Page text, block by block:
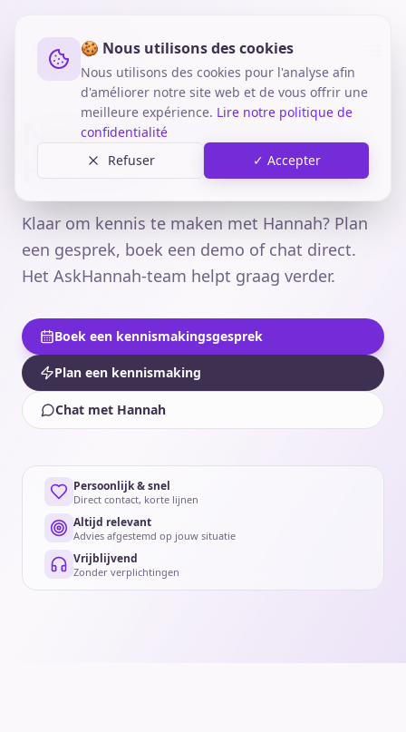
🍪 Nous utilisons des cookies
Nous utilisons des cookies pour l'analyse afin
d'améliorer notre site web et de vous offrir une
meilleure expérience. Lire notre politique de
confidentialité
Refuser
✓ Accepter
Neem contact opmet
Hannah
Klaar om kennis te maken met Hannah? Plan
een gesprek, boek een demo of chat direct.
Het AskHannah-team helpt graag verder.
Boek een kennismakingsgesprek
Plan een kennismaking
Chat met Hannah
Persoonlijk & snel
Direct contact, korte lijnen
Altijd relevant
Advies afgestemd op jouw situatie
Vrijblijvend
Zonder verplichtingen